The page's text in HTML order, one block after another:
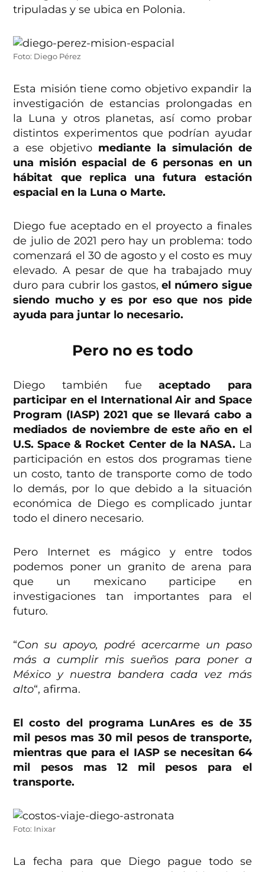
tripuladas y se ubica en Polonia.
Foto: Diego Pérez
Esta misión tiene como objetivo expandir la
investigación de estancias prolongadas en
la Luna y otros planetas, así como probar
distintos experimentos que podrían ayudar
a ese objetivo mediante la simulación de
una misión espacial de 6 personas en un
hábitat que replica una futura estación
espacial en la Luna o Marte.
Diego fue aceptado en el proyecto a finales
de julio de 2021 pero hay un problema: todo
comenzará el 30 de agosto y el costo es muy
elevado. A pesar de que ha trabajado muy
duro para cubrir los gastos,el número sigue
siendo mucho y es por eso que nos pide
ayuda para juntar lo necesario.
Pero no es todo
Diego también fueaceptado para
participar en el International Air and Space
Program (IASP) 2021 que se llevará cabo a
mediados de noviembre de este año en el
U.S. Space & Rocket Center de la NASA. La
participación en estos dos programas tiene
un costo, tanto de transporte como de todo
lo demás, por lo que debido a la situación
económica de Diego es complicado juntar
todo el dinero necesario.
Pero Internet es mágico y entre todos
podemos poner un granito de arena para
que un mexicano participe en
investigaciones tan importantes para el
futuro.
“Con su apoyo, podré acercarme un paso
más a cumplir mis sueños para poner a
México y nuestra bandera cada vez más
alto“, afirma.
El costo del programa LunAres es de 35
mil pesos mas 30 mil pesos de transporte,
mientras que para el IASP se necesitan 64
mil pesos mas 12 mil pesos para el
transporte.
Foto: Inixar
La fecha para que Diego pague todo se